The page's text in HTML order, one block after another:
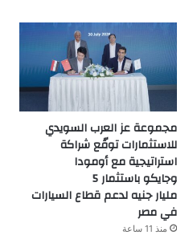
مجموعة عز العرب السويدي
للاستثمارات توقّع شراكة
استراتيجية مع أومودا
وجايكو باستثمار 5
مليار جنيه لدعم قطاع السيارات
في مصر
منذ 11 ساعة